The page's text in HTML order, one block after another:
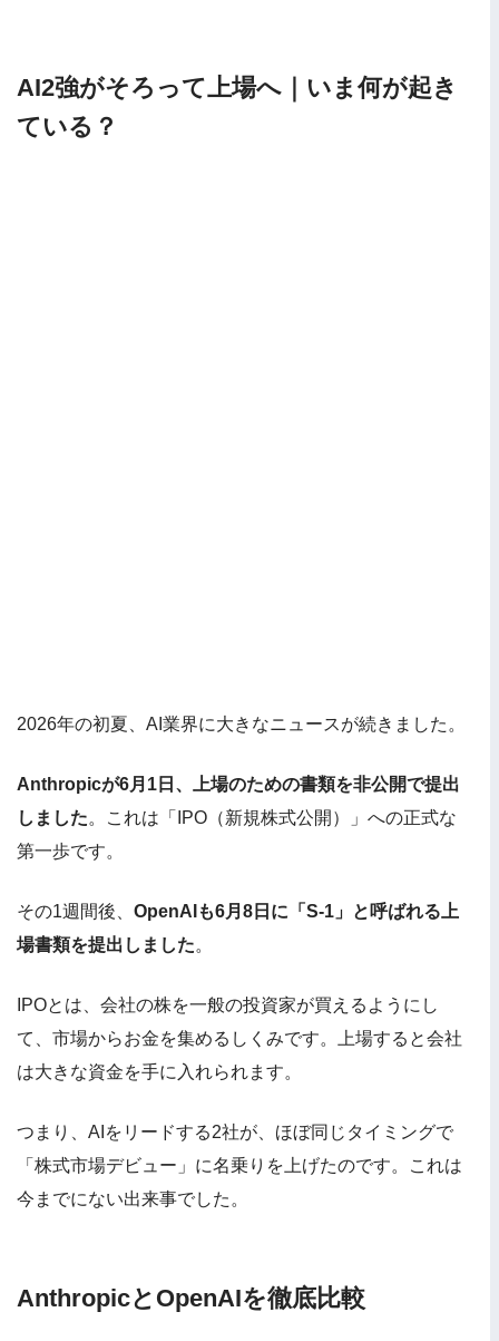
AI2強がそろって上場へ｜いま何が起き
ている？
2026年の初夏、AI業界に大きなニュースが続きました。
Anthropicが6月1日、上場のための書類を非公開で提出
しました。これは「IPO（新規株式公開）」への正式な
第一歩です。
その1週間後、 OpenAIも6月8日に「S-1」と呼ばれる上
場書類を提出しました。
IPOとは、会社の株を一般の投資家が買えるようにし
て、市場からお金を集めるしくみです。上場すると会社
は大きな資金を手に入れられます。
つまり、AIをリードする2社が、ほぼ同じタイミングで
「株式市場デビュー」に名乗りを上げたのです。これは
今までにない出来事でした。
AnthropicとOpenAIを徹底比較